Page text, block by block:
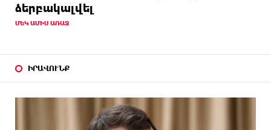
ձերբակալվել
ՄԵԿ ԱՄԻՍ ԱՌԱՋ
ԻՐԱՎՈՒՆՔ